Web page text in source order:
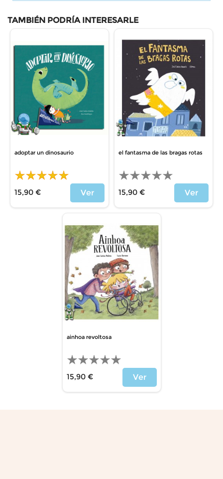
TAMBIÉN PODRÍA INTERESARLE
adoptar un dinosaurio
15,90 €
Ver
el fantasma de las bragas rotas
15,90 €
Ver
ainhoa revoltosa
15,90 €
Ver